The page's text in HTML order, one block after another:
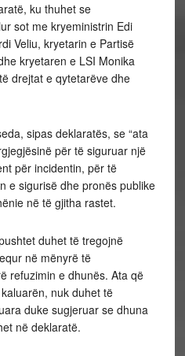
ku thuhet se
sot me kryeministrin Edi
Veliu, kryetarin e Partisë
kryetaren e LSI Monika
drejtat e qytetarëve dhe
sipas deklaratës, se “ata
për të siguruar një
për incidentin, për të
e sigurisë dhe pronës publike
në të gjitha rastet.
duhet të tregojnë
në mënyrë të
refuzimin e dhunës. Ata që
nuk duhet të
duke sugjeruar se dhuna
në deklaratë.